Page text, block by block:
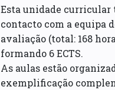
Esta unidade curricular
contacto com a equipa
avaliação (total: 168
formando 6 ECTS.
As aulas estão
exemplificação